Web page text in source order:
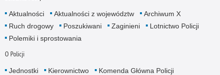
Aktualności Aktualności z województw
Archiwum X
Ruch drogowy
Poszukiwani Zaginieni
Lotnictwo Policji
Polemiki i sprostowania
O Policji
Jednostki Kierownictwo
Komenda Główna Policji